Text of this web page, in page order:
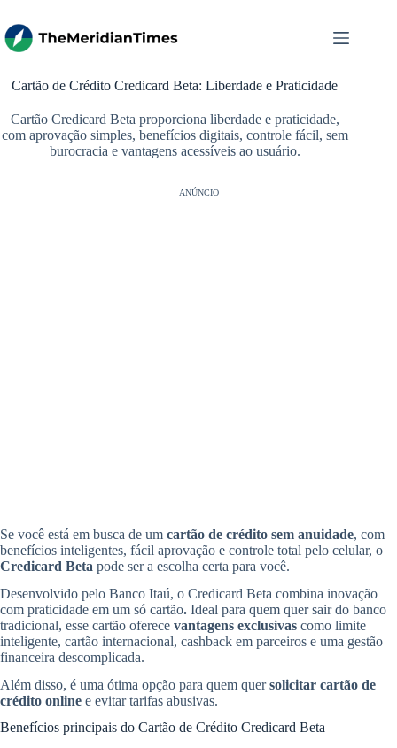
para
o
Cartão de Crédito Credicard Beta: Liberdade e Praticidade
Cartão Credicard Beta proporciona liberdade e praticidade,
com aprovação simples, benefícios digitais, controle fácil, sem
burocracia e vantagens acessíveis ao usuário.
ANÚNCIO
Se você está em busca de um cartão de crédito sem anuidade, com
benefícios inteligentes, fácil aprovação e controle total pelo celular, o
Credicard Beta pode ser a escolha certa para você.
Desenvolvido pelo Banco Itaú, o Credicard Beta combina inovação
com praticidade em um só cartão. Ideal para quem quer sair do banco
tradicional, esse cartão oferece vantagens exclusivas como limite
inteligente, cartão internacional, cashback em parceiros e uma gestão
financeira descomplicada.
Além disso, é uma ótima opção para quem quersolicitar cartão de
crédito online e evitar tarifas abusivas.
Benefícios principais do Cartão de Crédito Credicard Beta